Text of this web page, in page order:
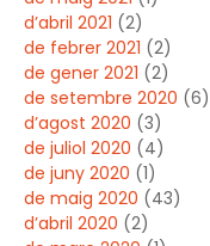
d’abril 2021 (2)
de febrer 2021 (2)
de gener 2021 (2)
de setembre 2020 (6)
d’agost 2020 (3)
de juliol 2020 (4)
de juny 2020 (1)
de maig 2020 (43)
d’abril 2020 (2)